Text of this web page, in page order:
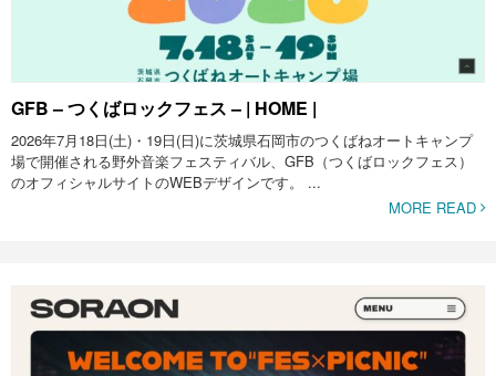
GFB – つくばロックフェス – | HOME |
2026年7月18日(土)・19日(日)に茨城県石岡市のつくばねオートキャンプ
場で開催される野外音楽フェスティバル、GFB（つくばロックフェス）
のオフィシャルサイトのWEBデザインです。 ...
MORE READ